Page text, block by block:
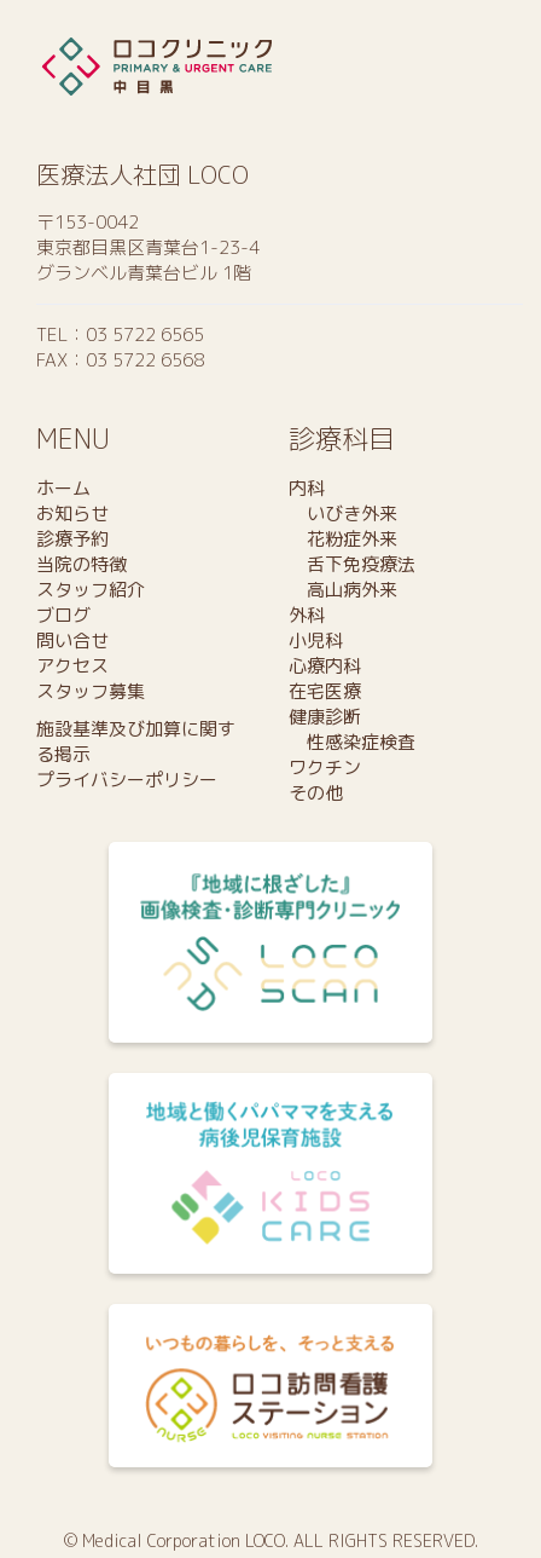
医療法人社団 LOCO
〒153-0042
東京都目黒区青葉台1-23-4
グランベル青葉台ビル 1階
TEL： 03 5722 6565
FAX：03 5722 6568
MENU
ホーム
お知らせ
診療予約
当院の特徴
スタッフ紹介
ブログ
問い合せ
アクセス
スタッフ募集
施設基準及び加算に関す
る掲示
プライバシーポリシー
診療科目
内科
いびき外来
花粉症外来
舌下免疫療法
高山病外来
外科
小児科
心療内科
在宅医療
健康診断
性感染症検査
ワクチン
その他
© Medical Corporation LOCO. ALL RIGHTS RESERVED.